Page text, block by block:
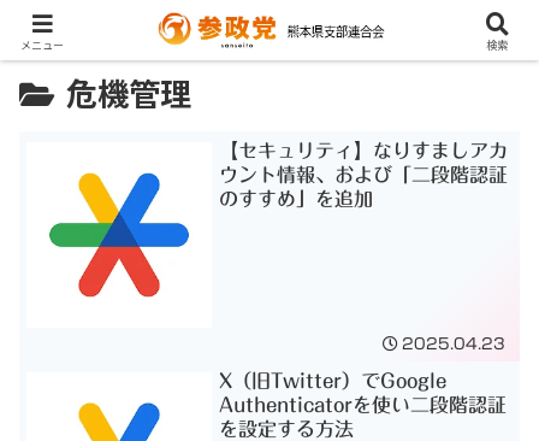
危機管理
【セキュリティ】なりすましアカ
ウント情報、および「二段階認証
のすすめ」を追加
2025.04.23
X（旧Twitter）でGoogle
Authenticatorを使い二段階認証
を設定する方法
メニュー 検索